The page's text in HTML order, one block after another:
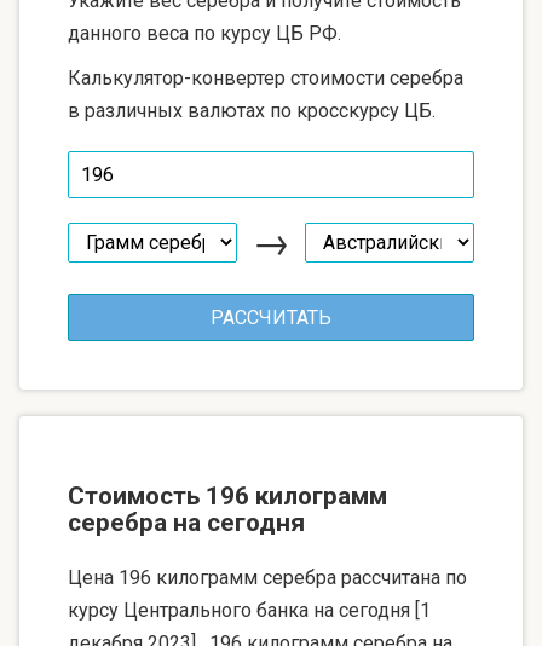
данного веса по курсу ЦБ РФ.
Калькулятор-конвертер стоимости серебра
в различных валютах по кросскурсу ЦБ.
→
Стоимость 196 килограмм
серебра на сегодня
Цена 196 килограмм серебра рассчитана по
курсу Центрального банка на сегодня [1